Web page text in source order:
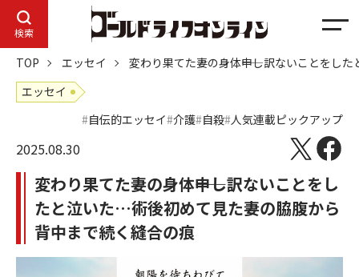
検索
メ
ュ
TOP エッセイ
変わり果てた妻の身体――申し訳ないことを
エッセイ
自伝的エッセイ 介護 自殺 人気連載ピックアップ
2025.08.30
変わり果てた妻の身体――申し訳ないことをし
たと泣いた…術後初めて見た妻の脇腹から
背中まで続く縫合の痕